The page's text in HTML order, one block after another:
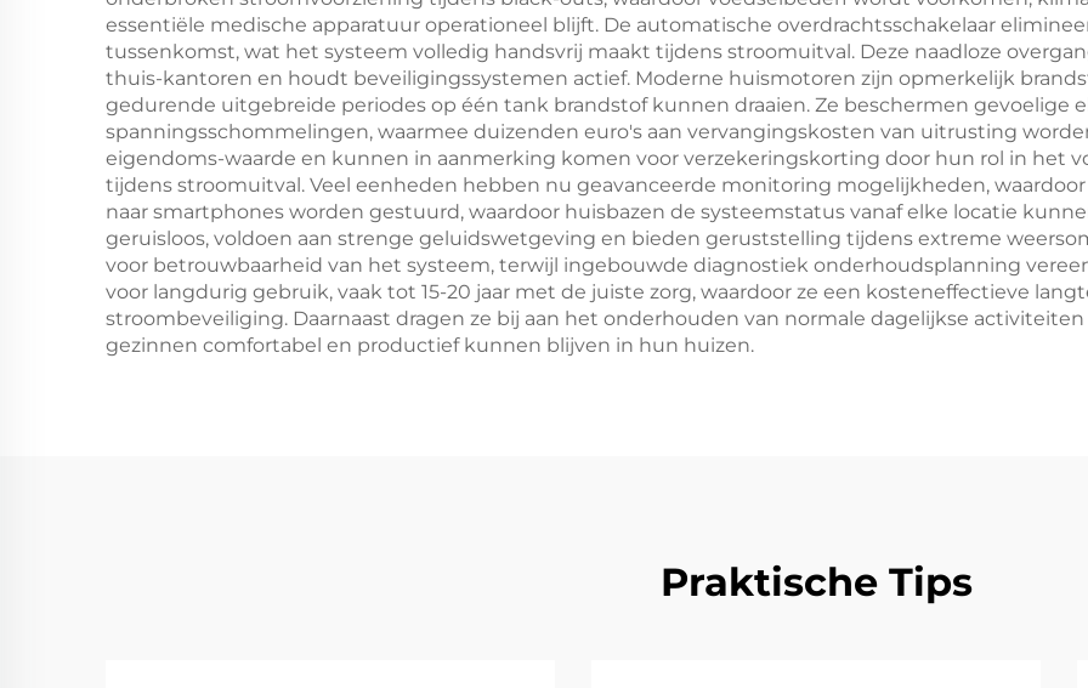
essentiële medische apparatuur operationeel blijft. De automatische overdrachtsschakelaar
tussenkomst, wat het systeem volledig handsvrij maakt tijdens stroomuitval. Deze naadloze
thuis-kantoren en houdt beveiligingssystemen actief. Moderne huismotoren zijn opmerkelijk
gedurende uitgebreide periodes op één tank brandstof kunnen draaien. Ze beschermen gevoelige
spanningsschommelingen, waarmee duizenden euro's aan vervangingskosten van uitrusting
eigendoms-waarde en kunnen in aanmerking komen voor verzekeringskorting door hun rol in het
tijdens stroomuitval. Veel eenheden hebben nu geavanceerde monitoring mogelijkheden,
naar smartphones worden gestuurd, waardoor huisbazen de systeemstatus vanaf elke locatie
geruisloos, voldoen aan strenge geluidswetgeving en bieden geruststelling tijdens extreme
voor betrouwbaarheid van het systeem, terwijl ingebouwde diagnostiek onderhoudsplanning
voor langdurig gebruik, vaak tot 15-20 jaar met de juiste zorg, waardoor ze een kosteneffectieve
stroombeveiliging. Daarnaast dragen ze bij aan het onderhouden van normale dagelijkse
gezinnen comfortabel en productief kunnen blijven in hun huizen.
Praktische Tips